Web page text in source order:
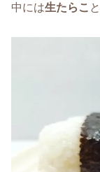
中には生たらこ と